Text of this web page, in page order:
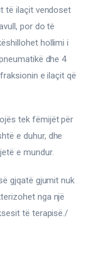
të ilaçit vendoset
por do të
hollimi i
dhe 4
e ilaçit që
tek fëmijët për
e duhur, dhe
e mundur.
gjqatë gjumit nuk
nga një
të terapisë./